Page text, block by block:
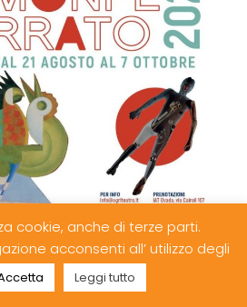
2025
cookie, anche di terze parti.
acconsenti all’ utilizzo degli
Leggi tutto